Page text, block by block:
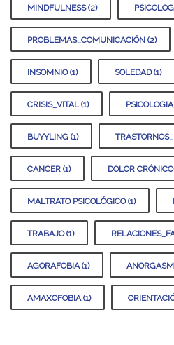
MINDFULNESS (2)
PROBLEMAS_COMUNICACIÓN (2)
INSOMNIO (1) SOLEDAD (1)
CRISIS_VITAL (1)
BUYYLING (1)
CANCER (1) DOLOR CRÓNICO
MALTRATO PSICOLÓGICO (1)
TRABAJO (1)
AGORAFOBIA (1)
AMAXOFOBIA (1)